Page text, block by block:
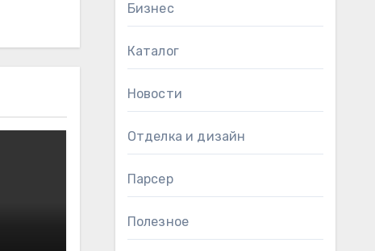
Бизнес
Каталог
Новости
Отделка и дизайн
Парсер
Полезное